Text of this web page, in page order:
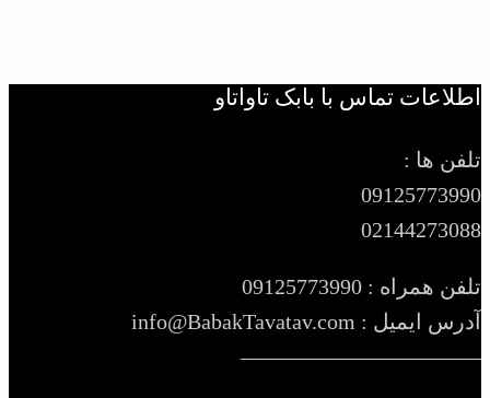
اطلاعات تماس با بابک تاواتاو
تلفن ها :
09125773990
02144273088
تلفن همراه : 09125773990
آدرس ایمیل : info@BabakTavatav.com
———————————